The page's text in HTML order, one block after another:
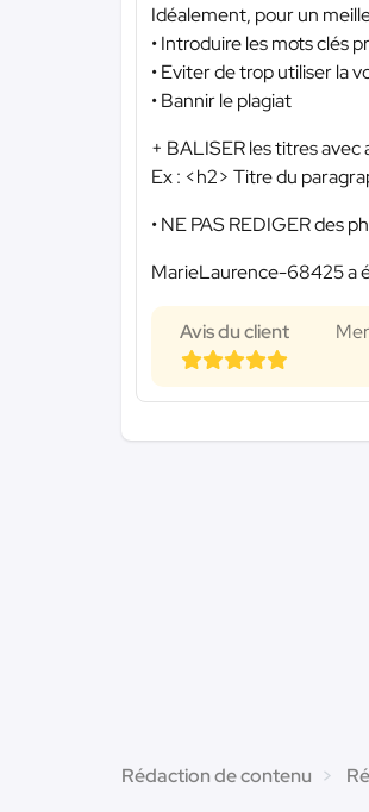
Idéalement, pour un
• Introduire les mots clés
• Eviter de trop utiliser la
• Bannir le plagiat
+ BALISER les titres
Ex : <h2> Titre du
• NE PAS REDIGER des
MarieLaurence-68425 a
Avis du client
Rédaction de contenu